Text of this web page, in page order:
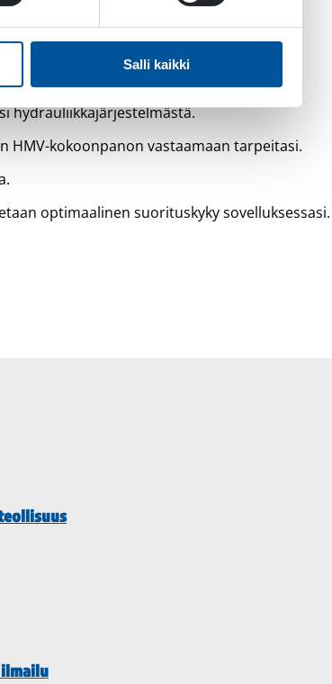
Salli kaikki
tarpeisiisi.
hydrauliikkajärjestelmästä.
kokoonpanon vastaamaan tarpeitasi.
optimaalinen suorituskyky sovelluksessasi.